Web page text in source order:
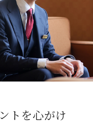
トを心がけ